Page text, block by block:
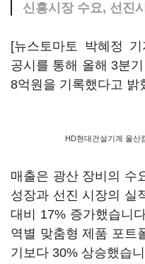
신흥시장 수요, 선진
[뉴스토마토 박혜정
공시를 통해 올해 3분
8억원을 기록했다고 밝
HD현대건설기계 울산
매출은 광산 장비의 수
성장과 선진 시장의 실
대비 17% 증가했습니
역별 맞춤형 제품 포트
기보다 30% 상승했습